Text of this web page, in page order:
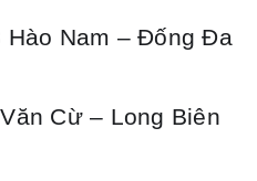
Nam – Đống Đa
Cừ – Long Biên